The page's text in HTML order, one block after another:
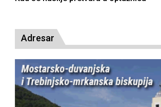
Adresar